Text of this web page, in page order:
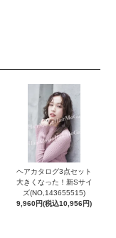
ヘアカタログ3点セット
大きくなった！新Sサイ
ズ(NO,143655515)
9,960円(税込10,956円)